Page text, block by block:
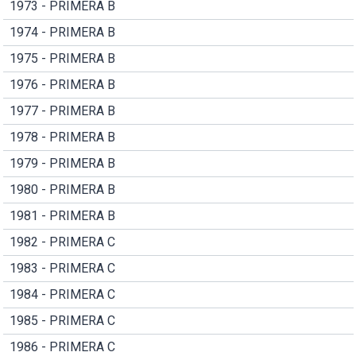
1973 - PRIMERA B
1974 - PRIMERA B
1975 - PRIMERA B
1976 - PRIMERA B
1977 - PRIMERA B
1978 - PRIMERA B
1979 - PRIMERA B
1980 - PRIMERA B
1981 - PRIMERA B
1982 - PRIMERA C
1983 - PRIMERA C
1984 - PRIMERA C
1985 - PRIMERA C
1986 - PRIMERA C